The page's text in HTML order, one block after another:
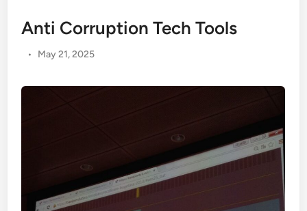
Anti Corruption Tech Tools
• May 21, 2025